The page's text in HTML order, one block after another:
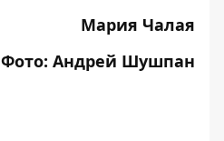
Мария Чалая
Фото: Андрей Шушпан